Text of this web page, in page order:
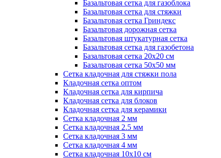
Базальтовая сетка для газоблока
Базальтовая сетка для стяжки
Базальтовая сетка Гриндекс
Базальтовая дорожная сетка
Базальтовая штукатурная сетка
Базальтовая сетка для газобетона
Базальтовая сетка 20x20 см
Базальтовая сетка 50x50 мм
Сетка кладочная для стяжки пола
Кладочная сетка оптом
Кладочная сетка для кирпича
Кладочная сетка для блоков
Кладочная сетка для керамики
Сетка кладочная 2 мм
Сетка кладочная 2.5 мм
Сетка кладочная 3 мм
Сетка кладочная 4 мм
Сетка кладочная 10x10 см